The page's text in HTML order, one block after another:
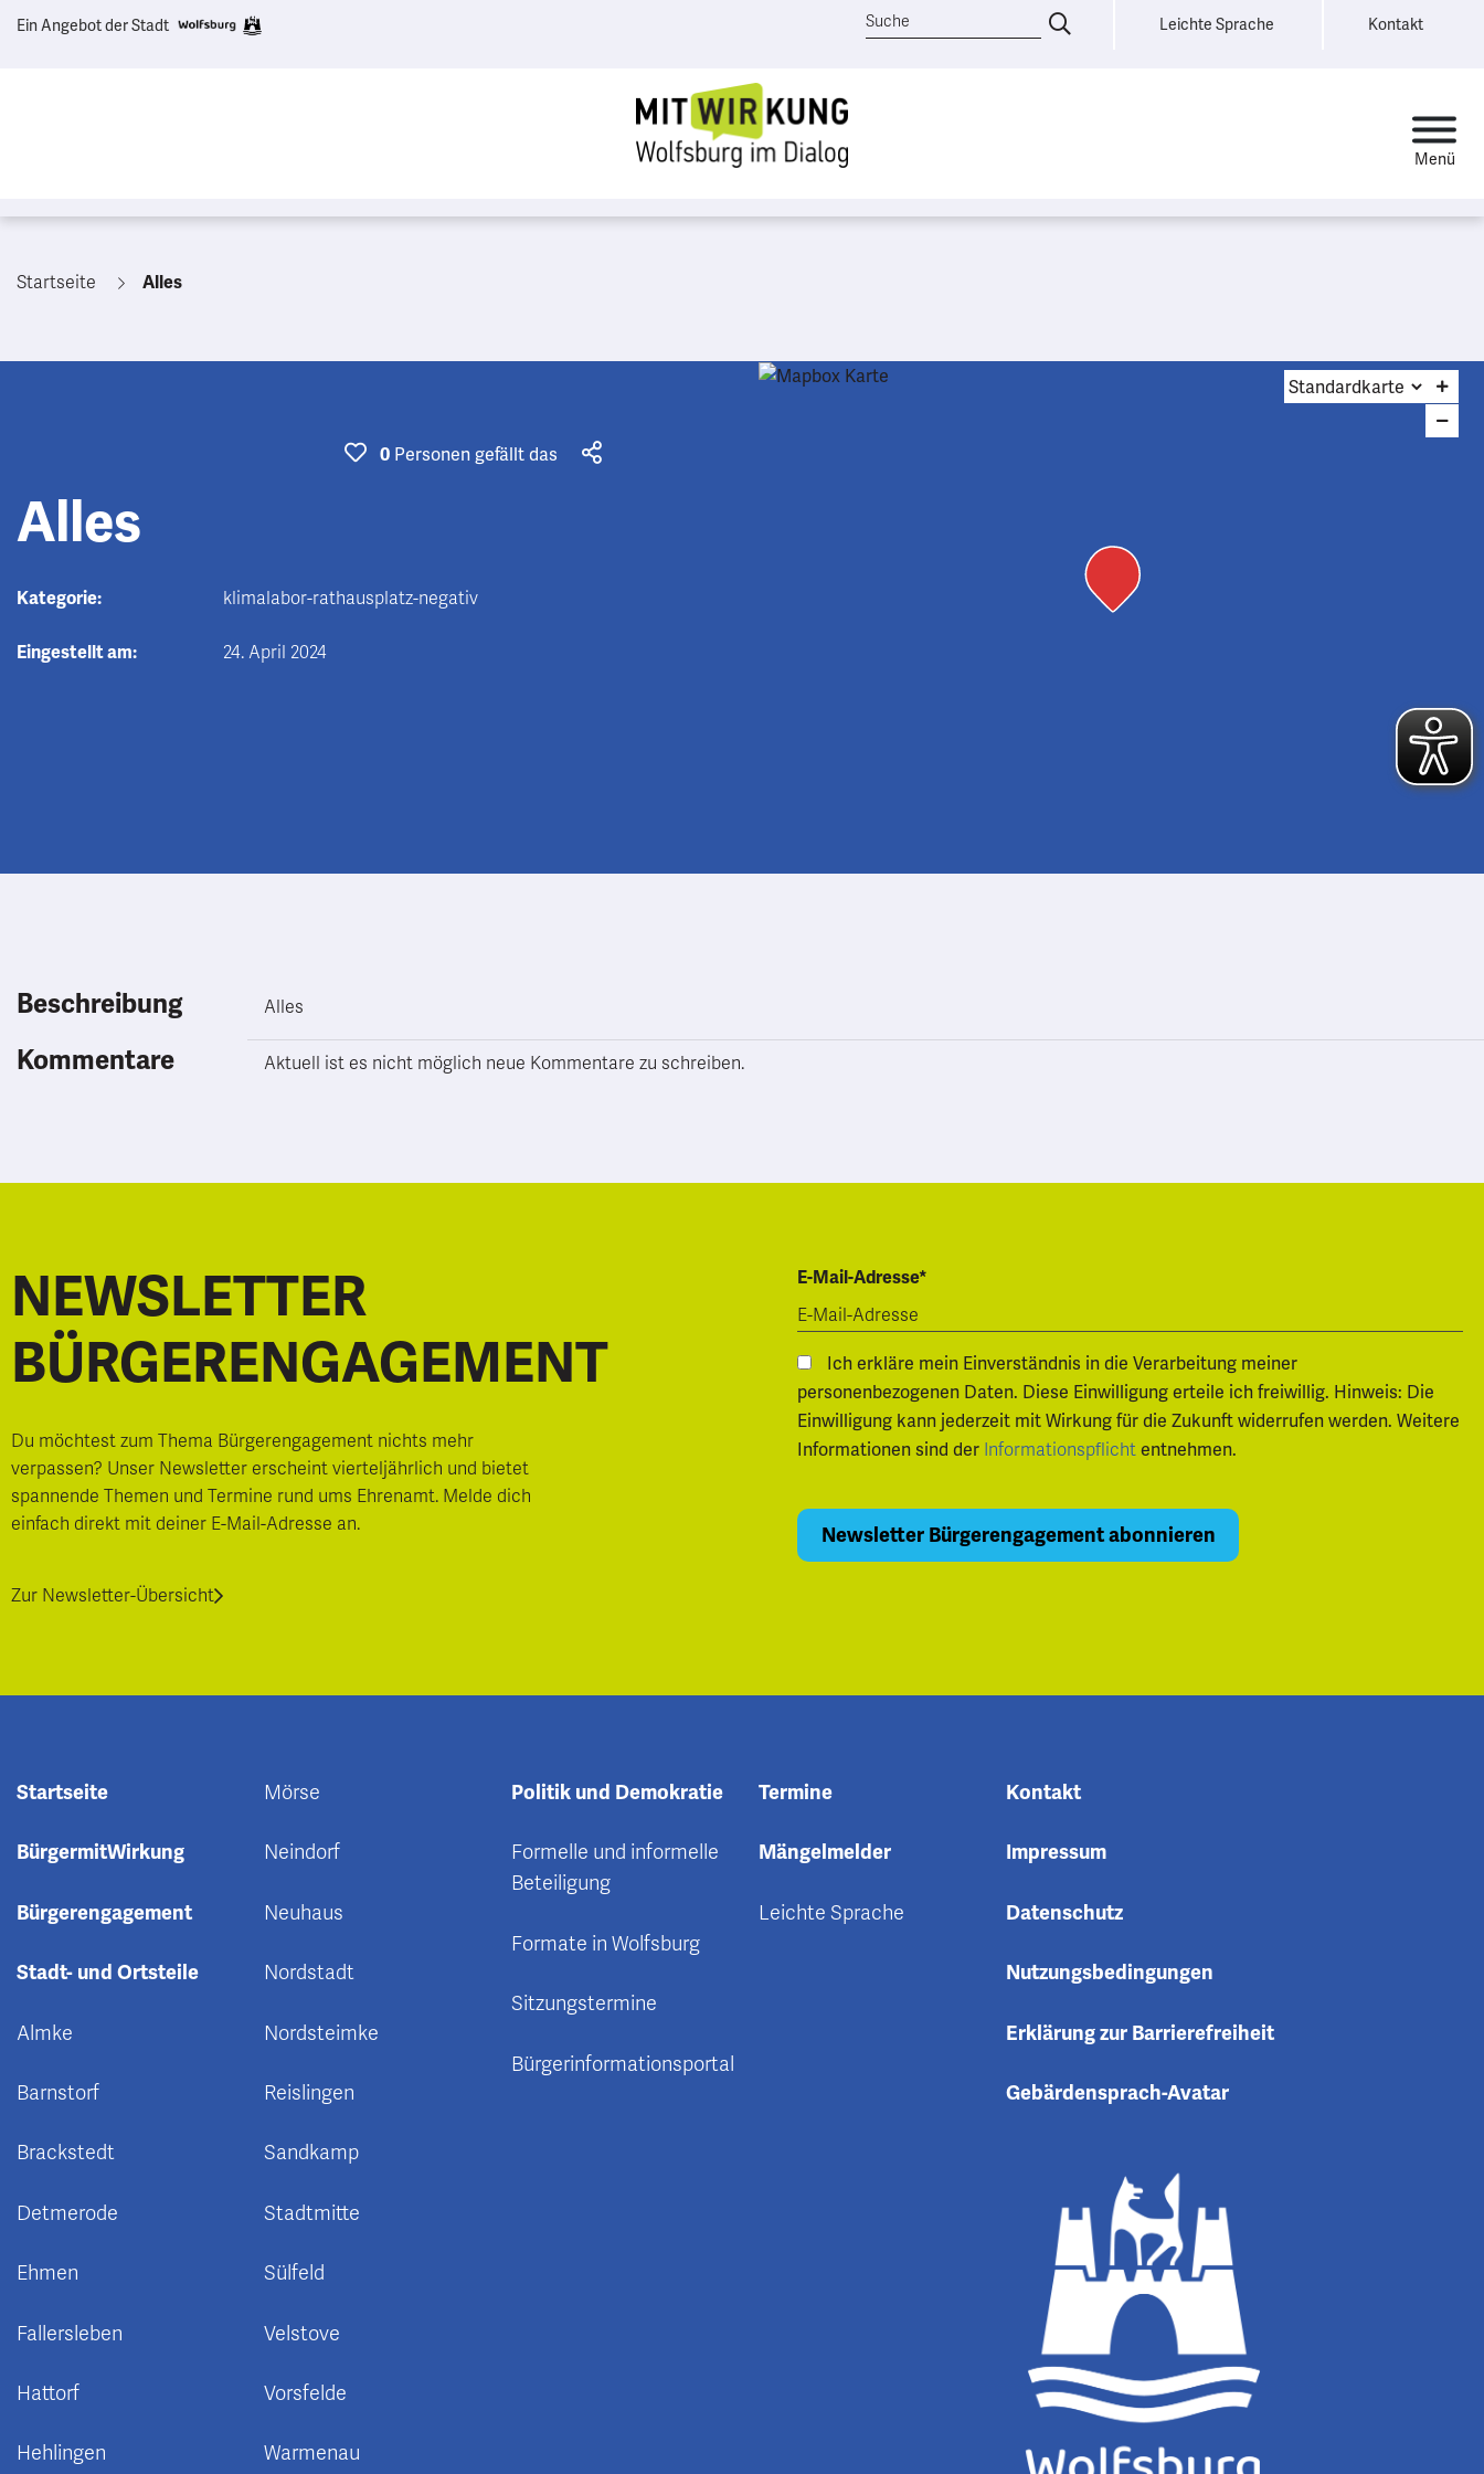
Ein Angebot der Stadt Leichte Sprache Kontakt
Startseite Alles
0 Personen gefällt das
Alles
Kategorie: klimalabor-rathausplatz-negativ
Eingestellt am: 24. April 2024
Beschreibung Alles
Kommentare Aktuell ist es nicht möglich neue Kommentare zu schreiben.
NEWSLETTER
BÜRGERENGAGEMENT
Du möchtest zum Thema Bürgerengagement nichts mehr
verpassen? Unser Newsletter erscheint vierteljährlich und bietet
spannende Themen und Termine rund ums Ehrenamt. Melde dich
einfach direkt mit deiner E-Mail-Adresse an.
Zur Newsletter-Übersicht
E-Mail-Adresse*
Ich erkläre mein Einverständnis in die Verarbeitung meiner
personenbezogenen Daten. Diese Einwilligung erteile ich freiwillig. Hinweis: Die
Einwilligung kann jederzeit mit Wirkung für die Zukunft widerrufen werden. Weitere
Informationen sind der Informationspflicht entnehmen.
Startseite
BürgermitWirkung
Bürgerengagement
Stadt- und Ortsteile
Almke
Barnstorf
Brackstedt
Detmerode
Ehmen
Fallersleben
Hattorf
Hehlingen
Mörse
Neindorf
Neuhaus
Nordstadt
Nordsteimke
Reislingen
Sandkamp
Stadtmitte
Sülfeld
Velstove
Vorsfelde
Warmenau
Politik und Demokratie
Formelle und informelle
Beteiligung
Formate in Wolfsburg
Sitzungstermine
Bürgerinformationsportal
Termine
Mängelmelder
Leichte Sprache
Kontakt
Impressum
Datenschutz
Nutzungsbedingungen
Erklärung zur Barrierefreiheit
Gebärdensprach-Avatar